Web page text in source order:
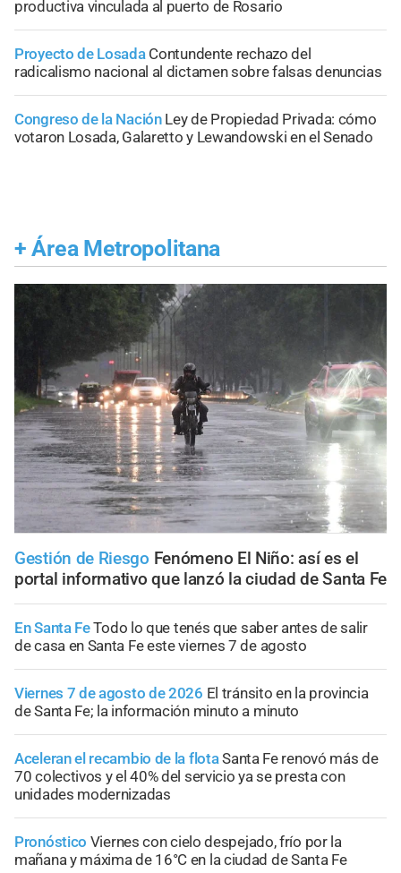
productiva vinculada al puerto de Rosario
Proyecto de Losada Contundente rechazo del
radicalismo nacional al dictamen sobre falsas denuncias
Congreso de la Nación Ley de Propiedad Privada: cómo
votaron Losada, Galaretto y Lewandowski en el Senado
+ Área Metropolitana
Gestión de Riesgo Fenómeno El Niño: así es el
portal informativo que lanzó la ciudad de Santa Fe
En Santa FeTodo lo que tenés que saber antes de salir
de casa en Santa Fe este viernes 7 de agosto
Viernes 7 de agosto de 2026 El tránsito en la provincia
de Santa Fe; la información minuto a minuto
Aceleran el recambio de la flotaSanta Fe renovó más de
70 colectivos y el 40% del servicio ya se presta con
unidades modernizadas
Pronóstico Viernes con cielo despejado, frío por la
mañana y máxima de 16°C en la ciudad de Santa Fe